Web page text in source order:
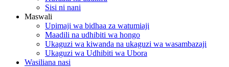
Sisi ni nani
Maswali
Upimaji wa bidhaa za watumiaji
Maadili na udhibiti wa hongo
Ukaguzi wa kiwanda na ukaguzi wa wasambazaji
Ukaguzi wa Udhibiti wa Ubora
Wasiliana nasi